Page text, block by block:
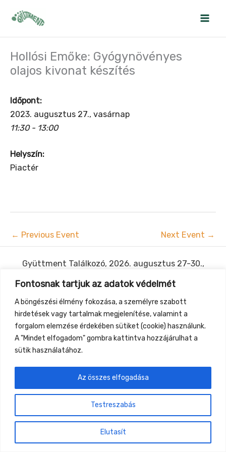
Fontosnak tartjuk az adatok védelmét
A böngészési élmény fokozása, a személyre szabott
hirdetések vagy tartalmak megjelenítése, valamint a
forgalom elemzése érdekében sütiket (cookie) használunk.
A "Mindet elfogadom" gombra kattintva hozzájárulhat a
sütik használatához.
Testreszabás
Elutasít
Az összes elfogadása
Hollósi Emőke: Gyógynövényes
olajos kivonat készítés
Időpont:
2023. augusztus 27., vasárnap
11:30 - 13:00
Helyszín:
Piactér
← Previous Event Next Event →
Gyüttment Találkozó, 2026. augusztus 27-30.,